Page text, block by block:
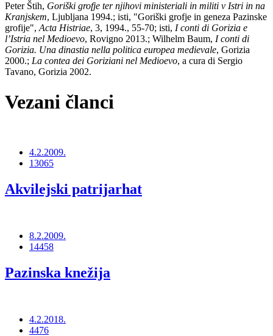
Peter Štih, Goriški grofje ter njihovi ministeriali in militi v Istri in na
Kranjskem, Ljubljana 1994.; isti, "Goriški grofje in geneza Pazinske
grofije", Acta Histriae, 3, 1994., 55-70; isti, I conti di Gorizia e
lʼIstria nel Medioevo, Rovigno 2013.; Wilhelm Baum, I conti di
Gorizia. Una dinastia nella politica europea medievale, Gorizia
2000.; La contea dei Goriziani nel Medioevo, a cura di Sergio
Tavano, Gorizia 2002.
Vezani članci
4.2.2009.
13065
Akvilejski patrijarhat
8.2.2009.
14458
Pazinska knežija
4.2.2018.
4476